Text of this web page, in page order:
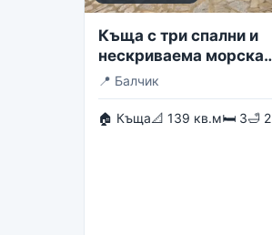
Къща с три спални и
нескриваема морска
панорама
📍 Балчик
🏠 Къща📐 139 кв.м🛏 3🛁 2